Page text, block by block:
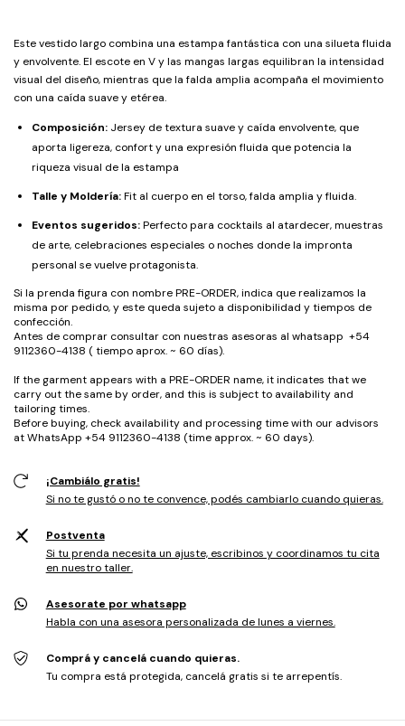
Este vestido largo combina una estampa fantástica con una silueta fluida
y envolvente. El escote en V y las mangas largas equilibran la intensidad
visual del diseño, mientras que la falda amplia acompaña el movimiento
con una caída suave y etérea.
Composición: Jersey de textura suave y caída envolvente, que
aporta ligereza, confort y una expresión fluida que potencia la
riqueza visual de la estampa
Talle y Moldería:Fit al cuerpo en el torso, falda amplia y fluida.
Eventos sugeridos:Perfecto para cocktails al atardecer, muestras
de arte, celebraciones especiales o noches donde la impronta
personal se vuelve protagonista.
Si la prenda figura con nombre PRE-ORDER, indica que realizamos la
misma por pedido, y este queda sujeto a disponibilidad y tiempos de
confección.
Antes de comprar consultar con nuestras asesoras al whatsapp +54
9112360-4138 ( tiempo aprox. ~ 60 días).
If the garment appears with a PRE-ORDER name, it indicates that we
carry out the same by order, and this is subject to availability and
tailoring times.
Before buying, check availability and processing time with our advisors
at WhatsApp +54 9112360-4138 (time approx. ~ 60 days).
¡Cambiálo gratis!
Si no te gustó o no te convence, podés cambiarlo cuando quieras.
Postventa
Si tu prenda necesita un ajuste, escribinos y coordinamos tu cita
en nuestro taller.
Asesorate por whatsapp
Habla con una asesora personalizada de lunes a viernes.
Comprá y cancelá cuando quieras.
Tu compra está protegida, cancelá gratis si te arrepentís.